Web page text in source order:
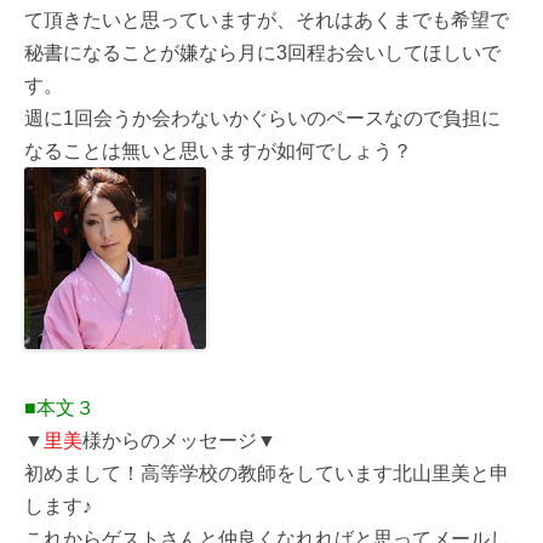
て頂きたいと思っていますが、それはあくまでも希望で
秘書になることが嫌なら月に3回程お会いしてほしいで
す。
週に1回会うか会わないかぐらいのペースなので負担に
なることは無いと思いますが如何でしょう？
■本文３
▼ 里美様からのメッセージ▼
初めまして！高等学校の教師をしています北山里美と申
します♪